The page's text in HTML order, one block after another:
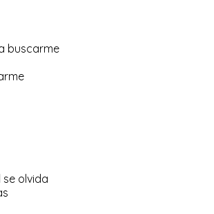
buscarme
olvida